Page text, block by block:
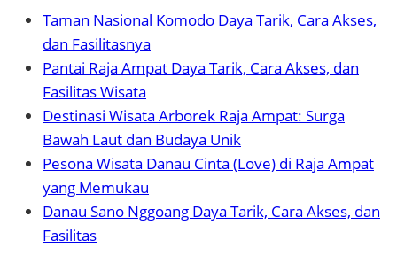
Taman Nasional Komodo Daya Tarik, Cara Akses,
dan Fasilitasnya
Pantai Raja Ampat Daya Tarik, Cara Akses, dan
Fasilitas Wisata
Destinasi Wisata Arborek Raja Ampat: Surga
Bawah Laut dan Budaya Unik
Pesona Wisata Danau Cinta (Love) di Raja Ampat
yang Memukau
Danau Sano Nggoang Daya Tarik, Cara Akses, dan
Fasilitas